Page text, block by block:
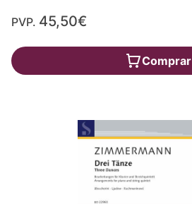
PVP. 45,50€
Comprar